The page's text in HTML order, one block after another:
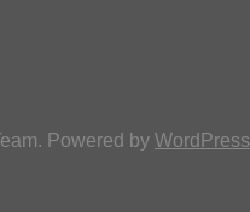
Powered by WordPress